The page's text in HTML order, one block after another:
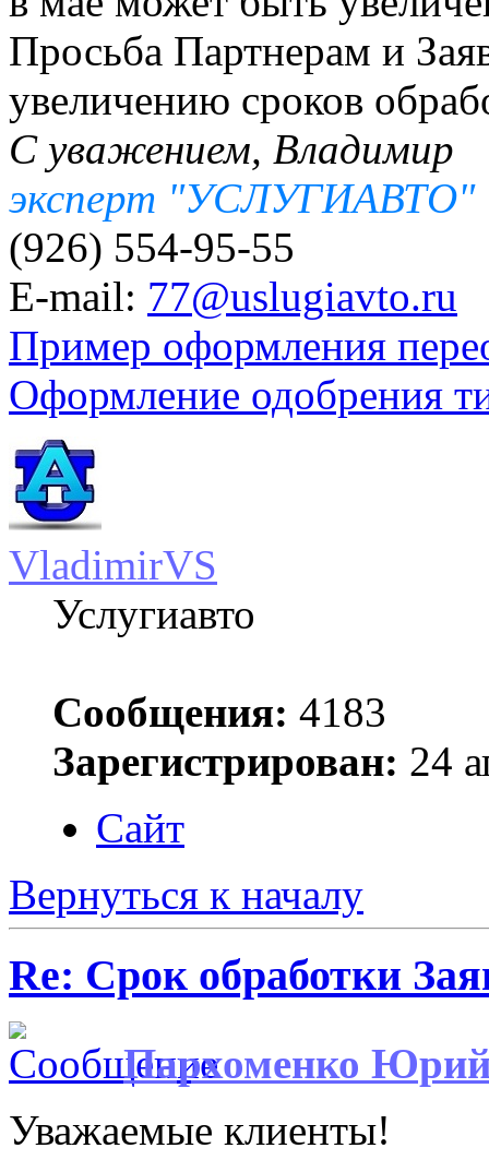
Просьба Партнерам и
увеличению сроков
С уважением, Владимир
эксперт "УСЛУГИАВТО"
(926) 554-95-55
E-mail: 77@uslugiavto.ru
Пример оформления
Оформление одобрения
VladimirVS
Услугиавто
Сообщения: 4183
Зарегистрирован: 24
Сайт
Вернуться к началу
Re: Срок обработки
Пархоменко
Уважаемые клиенты!